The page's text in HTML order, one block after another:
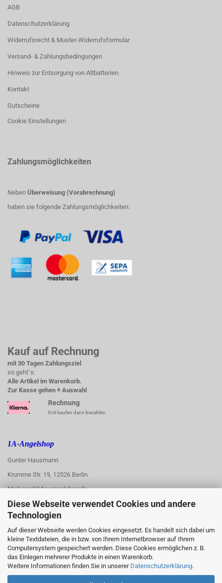
Diese Webseite verwendet Cookies und andere
Technologien
Auf dieser Webseite werden Cookies eingesetzt. Es handelt sich dabei um
kleine Textdateien, die in bzw. von Ihrem Internetbrowser auf Ihrem
Computersystem gespeichert werden. Diese Cookies ermöglichen z. B.
das Einlegen mehrerer Produkte in einen Warenkorb.
Weitere Informationen finden Sie in unserer Datenschutzerklärung.
AGB
Datenschutzerklärung
Widerrufsrecht & Muster-Widerrufsformular
Versand- & Zahlungsbedingungen
Hinweis zur Entsorgung von Altbatterien
Kontakt
Gutscheine
Cookie Einstellungen
Zahlungsmöglichkeiten
Neben Überweisung (Vorabrechnung)
haben sie folgende Zahlungsmöglichkeiten:
Kauf auf Rechnung
mit 30 Tagen Zahlungsziel
so geht´s:
Alle Artikel im Warenkorb.
Zur Kasse gehen + Auswahl
Rechnung
Erst kaufen dann bezahlen
1A-Angelshop
Gunter Hausmann
Krumme Str. 19, 12526 Berlin
Mail: post@1a-angelshop.de
1A-Angelshop-
Ladengeschäft::
Regattastr. 66
12527 Berlin
Tel.: 030/67890006